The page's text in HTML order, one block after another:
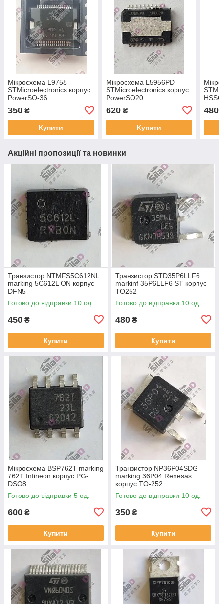
Мікросхема L9758
STMicroelectronics корпус
PowerSO-36
350 ₴
Купити
Мікросхема L5956PD
STMicroelectronics корпус
PowerSO20
620₴
Купити
480
Акційні пропозиції та новинки
Транзистор NTMFS5C612NL
marking 5C612L ON корпус
DFN5
Готово до відправки 10 од.
450 ₴
Купити
Транзистор STD35P6LLF6
markinf 35P6LLF6 ST корпус
TO252
Готово до відправки 10 од.
480 ₴
Купити
Мікросхема BSP762T marking
762T Infineon корпус PG-
DSO8
Готово до відправки 5 од.
600 ₴
Купити
Транзистор NP36P04SDG
marking 36P04 Renesas
корпус TO-252
Готово до відправки 10 од.
350 ₴
Купити